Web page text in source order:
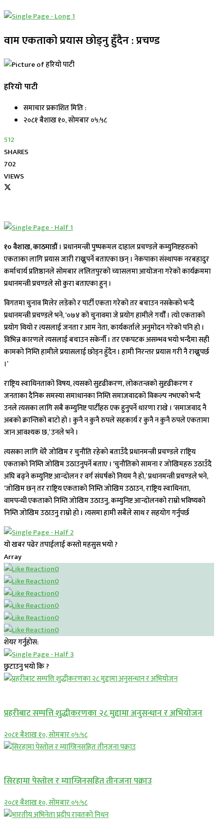
वाम एकताको प्रयास छोड्नु हुँदैन : प्रचण्ड
हरियो पाटी
समाचार प्रकाशित मिति :
२०८१ बैशाख १०, सोमबार ०५:५८
512
SHARES
702
VIEWS
१० वैशाख, काठमाडौं। प्रधानमन्त्री पुष्पकमल दाहाल प्रचण्डले कम्युनिष्टहरुको
एकताका लागि प्रयास जारी राख्नुपर्ने बताएका छन् । नेकपाका संस्थापक नरबहादुर
कर्माचार्य प्रतिष्ठानले सोमबार ललितपुरको च्यासलमा आयोजना गरेको कार्यक्रममा
प्रधानमन्त्री प्रचण्डले सो कुरा बताएका हुन् ।
विगतमा चुनाव मिलेर लडेको र पार्टी एकता गरेको तर बचाउन नसकेको भन्दै
प्रधानमन्त्री प्रचण्डले भने, ‘०७४ को चुनावमा जे प्रयोग हामीले गर्यौँ । त्यो एकताको
प्रयोग थियो र त्यसलाई जनता र आम नेता, कार्यकर्ताले अनुमोदन गरेको पनि हो ।
विभिन्न कारणले त्यसलाई बचाउन सकेनौँ । तर एकपटक असम्भव भयो भन्दैमा सही
कामको निम्ति हामीले प्रयासलाई छोड्न हुँदैन । हामी निरन्तर प्रयास गरी नै राख्नुपर्छ
।’
राष्ट्रिय स्वाधिनताको विषय, त्यसको सुदृढीकरण, लोकतन्त्रको सुदृढीकरण र
जनताका दैनिक समस्या समाधानका निम्ति समाजवादको विकल्प नभएको भन्दै
उनले त्यसका लागि सबै कम्युनिष्ट पार्टीहरु एक हुनुपर्ने धारणा राखे । ‘समाजवाद नै
अबको क्रान्तिको बाटो हो । कुनै न कुनै रुपले सहकार्य र कुनै न कुनै रुपले एकतामा
जान आवश्यक छ,’ उनले भने ।
त्यसका लागि धेरै जोखिम र चुनौति रहेको बताउँदै प्रधानमन्त्री प्रचण्डले राष्ट्रिय
एकताको निम्ति जोखिम उठाउनुपर्ने बताए । ‘चुनौतिको सामना र जोखिमहरु उठाउँदै
अघि बढ्ने कम्युनिष्ट आन्दोलन र वर्ग संघर्षको नियम नै हो,’ प्रधानमन्त्री प्रचण्डले भने,
‘जोखिम छन् तर राष्ट्रिय एकताको निम्ति जोखिम उठाउन, राष्ट्रिय स्वाधिनता,
वामपन्थी एकताको निम्ति जोखिम उठाउनु, कम्युनिष्ट आन्दोलनको राम्रो भविष्यको
निम्ति जोखिम उठाउनु राम्रो हो । त्यसमा हामी सबैले साथ र सहयोग गर्नुपर्छ
यो खबर पढेर तपाईलाई कस्तो महसुस भयो ?
Array
0
0
0
0
0
0
शेयर गर्नुहोस:
छुटाउनु भयो कि ?
प्रहरीबाट सम्पत्ति शुद्धीकरणका २८ मुद्दामा अनुसन्धान र अभियोजन
२०८१ बैशाख १०, सोमबार ०५:५८
सिरहामा पेस्तोल र म्याग्जिनसहित तीनजना पक्राउ
२०८१ बैशाख १०, सोमबार ०५:५८